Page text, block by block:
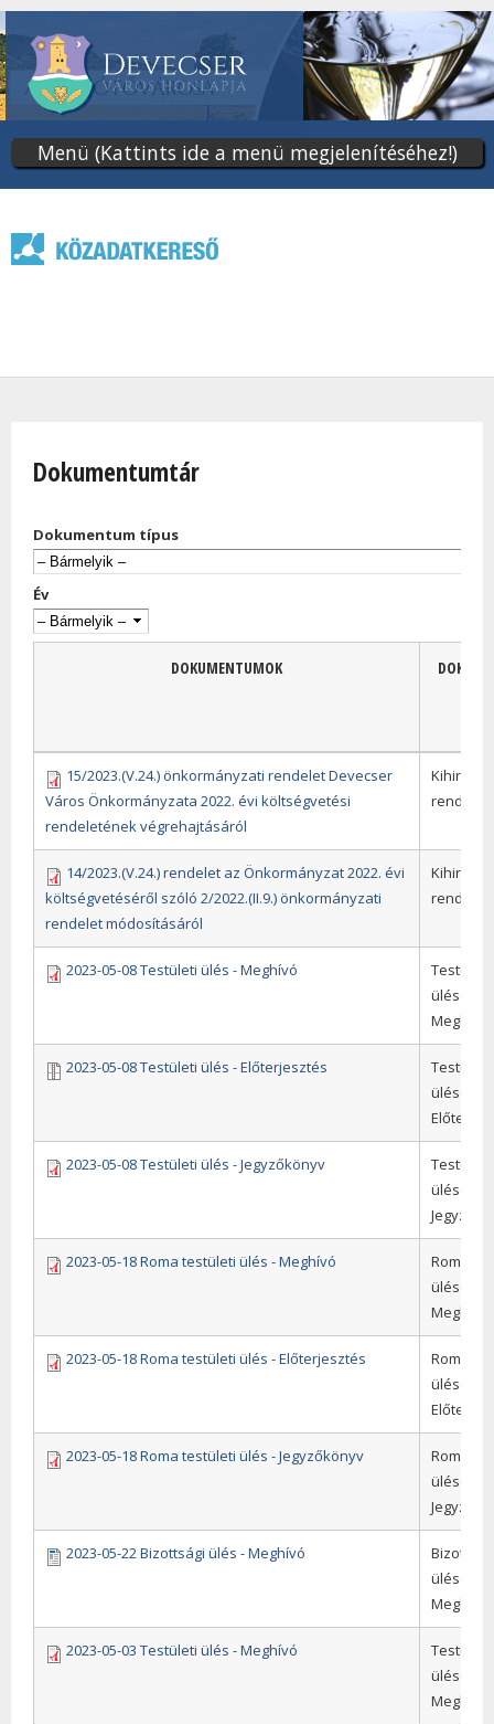
tartalomra
Menü (Kattints ide a menü megjelenítéséhez!)
Dokumentumtár
Dokumentum típus
Év
DOKUMENTUMOK
15/2023.(V.24.) önkormányzati rendelet Devecser
Város Önkormányzata 2022. évi költségvetési
rendeletének végrehajtásáról
14/2023.(V.24.) rendelet az Önkormányzat 2022. évi
költségvetéséről szóló 2/2022.(II.9.) önkormányzati
rendelet módosításáról
2023-05-08 Testületi ülés - Meghívó
Testületi
ülések,
2023-05-08 Testületi ülés - Előterjesztés
Testületi
ülések,
2023-05-08 Testületi ülés - Jegyzőkönyv
Testületi
ülések,
2023-05-18 Roma testületi ülés - Meghívó
Roma
ülések,
2023-05-18 Roma testületi ülés - Előterjesztés
Roma
ülések,
2023-05-18 Roma testületi ülés - Jegyzőkönyv
Roma
ülések,
2023-05-22 Bizottsági ülés - Meghívó
ülések,
2023-05-03 Testületi ülés - Meghívó
Testületi
ülések,